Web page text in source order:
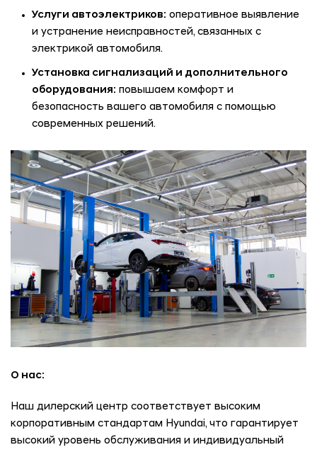
Услуги автоэлектриков: оперативное выявление
и устранение неисправностей, связанных с
электрикой автомобиля.
Установка сигнализаций и дополнительного
оборудования: повышаем комфорт и
безопасность вашего автомобиля с помощью
современных решений.
О нас:
Наш дилерский центр соответствует высоким
корпоративным стандартам Hyundai, что гарантирует
высокий уровень обслуживания и индивидуальный